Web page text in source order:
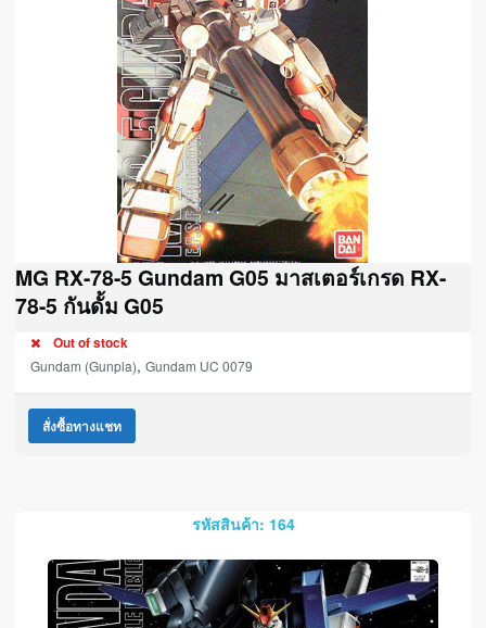
MG RX-78-5 Gundam G05 มาสเตอร์เกรด RX-
78-5 กันดั้ม G05
Out of stock
Gundam (Gunpla), Gundam UC 0079
สั่งซื้อทางแชท
รหัสสินค้า: 164